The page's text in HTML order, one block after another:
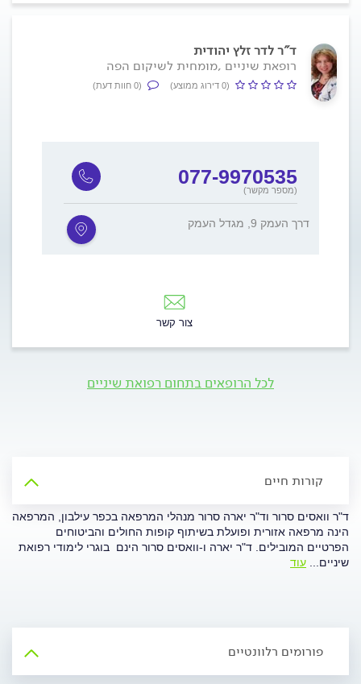
ד"ר לדר זלץ יהודית
רופאת שיניים ,מומחית לשיקום הפה
(0 דירוג ממוצע) (0 חוות דעת)
077-9970535
(מספר מקשר)
דרך העמק 9, מגדל העמק
צור קשר
לכל הרופאים בתחום רפואת שיניים
קורות חיים
ד"ר וואסים סרור וד"ר יארה סרור מנהלי המרפאה בכפר עילבון, המרפאה
הינה מרפאה אזורית ופועלת בשיתוף קופות החולים והביטוחים
הפרטיים המובילים. ד"ר יארה ו-וואסים סרור הינם בוגרי לימודי רפואת
שיניים
עוד
פורומים רלוונטיים